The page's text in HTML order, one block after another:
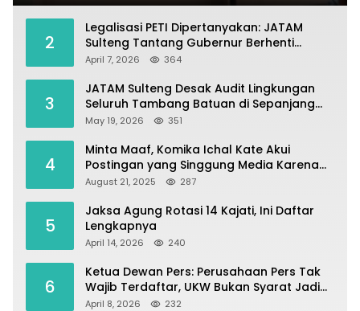
2
Legalisasi PETI Dipertanyakan: JATAM
Sulteng Tantang Gubernur Berhenti
Andalkan Tambang dan Selamatkan
April 7, 2026 364
3
JATAM Sulteng Desak Audit Lingkungan
Seluruh Tambang Batuan di Sepanjang
Pesisir Palu–Donggala
May 19, 2026 351
4
Minta Maaf, Komika Ichal Kate Akui
Postingan yang Singgung Media Karena
Emosi
August 21, 2025 287
5
Jaksa Agung Rotasi 14 Kajati, Ini Daftar
Lengkapnya
April 14, 2026 240
6
Ketua Dewan Pers: Perusahaan Pers Tak
Wajib Terdaftar, UKW Bukan Syarat Jadi
Wartawan
April 8, 2026 232